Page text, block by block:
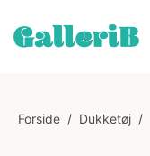
Forside / Dukketøj /